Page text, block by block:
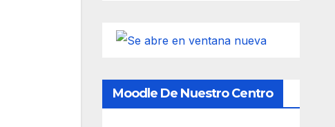
Moodle De Nuestro Centro